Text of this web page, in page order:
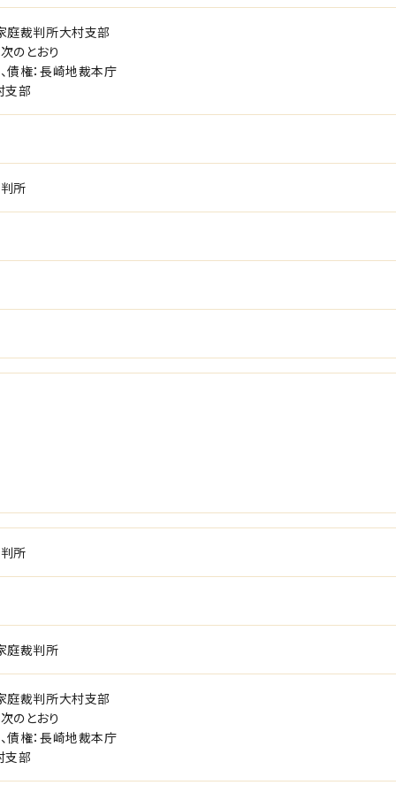
庭裁判所大村支部
のとおり
債権：長崎地裁本庁
支部
所
所
庭裁判所
庭裁判所大村支部
のとおり
債権：長崎地裁本庁
支部